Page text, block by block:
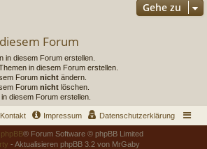
Gehe zu
Forum
in diesem Forum erstellen.
in diesem Forum erstellen.
Forum nicht ändern.
Forum nicht löschen.
diesem Forum erstellen.
Datenschutzerklärung
Impressum
Kontakt
phpBB® Forum Software © phpBB Limited
- Aktualisieren phpBB 3.2 von MrGaby